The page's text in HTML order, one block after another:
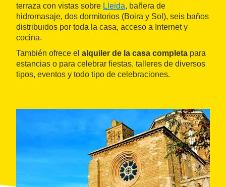
terraza con vistas sobre Lleida, bañera de
hidromasaje, dos dormitorios (Boira y Sol), seis baños
distribuidos por toda la casa, acceso a Internet y
cocina.
También ofrece el alquiler de la casa completa para
estancias o para celebrar fiestas, talleres de diversos
tipos, eventos y todo tipo de celebraciones.